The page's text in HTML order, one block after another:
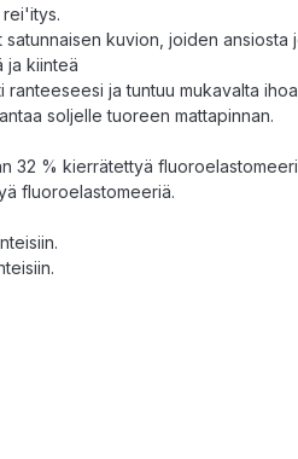
kuvion, joiden ansiosta
ja kiinteä
ranteeseesi ja tuntuu mukavalta
soljelle tuoreen mattapinnan.
32 % kierrätettyä
fluoroelastomeeriä.